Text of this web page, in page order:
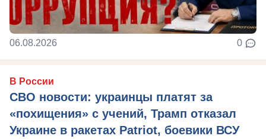
06.08.2026 0
В России
СВО новости: украинцы платят за
«похищения» с учений, Трамп отказал
Украине в ракетах Patriot, боевики ВСУ